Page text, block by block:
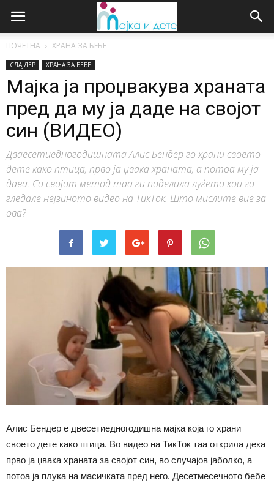
ПОЧЕТНА ХРАНА ЗА БЕБЕ
СЛАЈДЕР ХРАНА ЗА БЕБЕ
Мајка ја проџвакува храната
пред да му ја даде на својот
син (ВИДЕО)
Дваесетиедногодишната Алис Бендер го храни своето
дете како птица, прво ја џвака храната, а потоа му ја
дава. Со својот метод таа ги поделила луѓето кои го
гледале нејзиното видео на ТикТок. Што мислите вие за
ова?
Алис Бендер е двесетиедногодишна мајка која го храни
своето дете како птица. Во видео на ТикТок таа открила дека
прво ја џвака храната за својот син, во случајов јаболко, а
потоа ја плука на масичката пред него. Десетмесечното бебе